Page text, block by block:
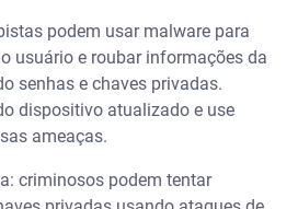
podem usar malware para
usuário e roubar informações da
senhas e chaves privadas.
dispositivo atualizado e use
ameaças.
criminosos podem tentar